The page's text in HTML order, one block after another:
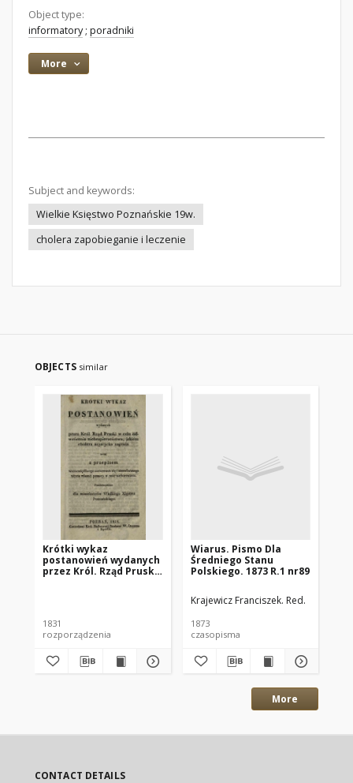
Object type:
informatory ; poradniki
More
Subject and keywords:
Wielkie Księstwo Poznańskie 19w.
cholera zapobieganie i leczenie
OBJECTS similar
Krótki wykaz
postanowień wydanych
przez Król. Rząd Pruski
wraz z przepisem
wstrzemięźliwego
niezwłocznego użycia
własnej pomocy w razie
1831
rozporządzenia
Wiarus. Pismo Dla
Średniego Stanu
Polskiego. 1873 R.1 nr89
Krajewicz Franciszek. Red.
1873
czasopisma
More
CONTACT DETAILS